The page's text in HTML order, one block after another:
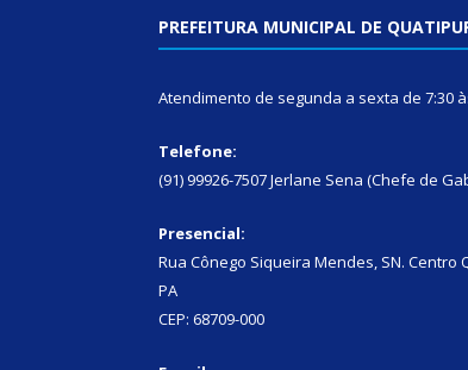
PREFEITURA MUNICIPAL DE
Atendimento de segunda a sexta de 7:30
Telefone:
(91) 99926-7507 Jerlane Sena (Chefe de
Presencial:
Rua Cônego Siqueira Mendes, SN. Centro
PA
CEP: 68709-000